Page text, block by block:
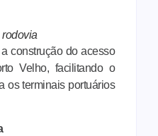
construção do acesso
Velho, facilitando o
os terminais portuários